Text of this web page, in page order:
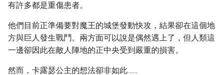
有許多都是重傷患者。
他們目前正準備要對魔王的城堡發動快攻，結果卻在這個地
方與巨人發生戰鬥。兩方面可以說是偶然遇上了，但人類這
一邊卻因此在敵人陣地的正中央受到嚴重的損害。
然而，卡露瑟公主的想法卻非如此……